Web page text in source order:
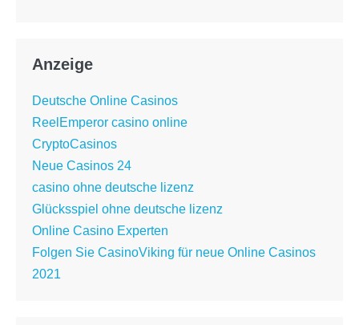
Anzeige
Deutsche Online Casinos
ReelEmperor casino online
CryptoCasinos
Neue Casinos 24
casino ohne deutsche lizenz
Glücksspiel ohne deutsche lizenz
Online Casino Experten
Folgen Sie CasinoViking für neue Online Casinos
2021